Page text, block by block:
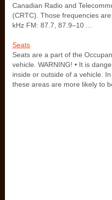
Canadian Radio and
(CRTC). Those frequencies
kHz FM: 87.7, 87.9–10 ...
Seats
Seats are a part of the
vehicle. WARNING! • It is
inside or outside of a vehicle.
these areas are more likely to